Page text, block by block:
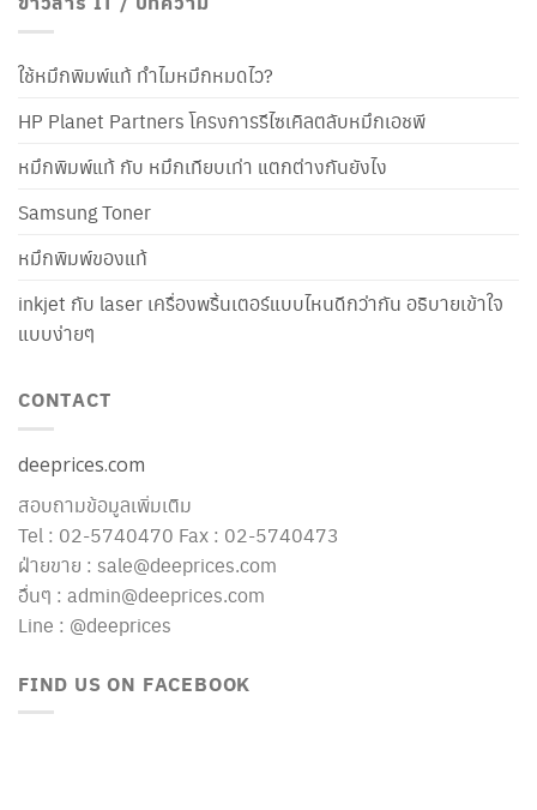
ใช้หมึกพิมพ์แท้ ทำไมหมึกหมดไว?
HP Planet Partners โครงการรีไซเคิลตลับหมึกเอชพี
หมึกพิมพ์แท้ กับ หมึกเทียบเท่า แตกต่างกันยังไง
Samsung Toner
หมึกพิมพ์ของแท้
inkjet กับ laser เครื่องพริ้นเตอร์แบบไหนดีกว่ากัน อธิบายเข้าใจ
แบบง่ายๆ
CONTACT
deeprices.com
สอบถามข้อมูลเพิ่มเติม
Tel : 02-5740470 Fax : 02-5740473
ฝ่ายขาย : sale@deeprices.com
อื่นๆ : admin@deeprices.com
Line : @deeprices
FIND US ON FACEBOOK